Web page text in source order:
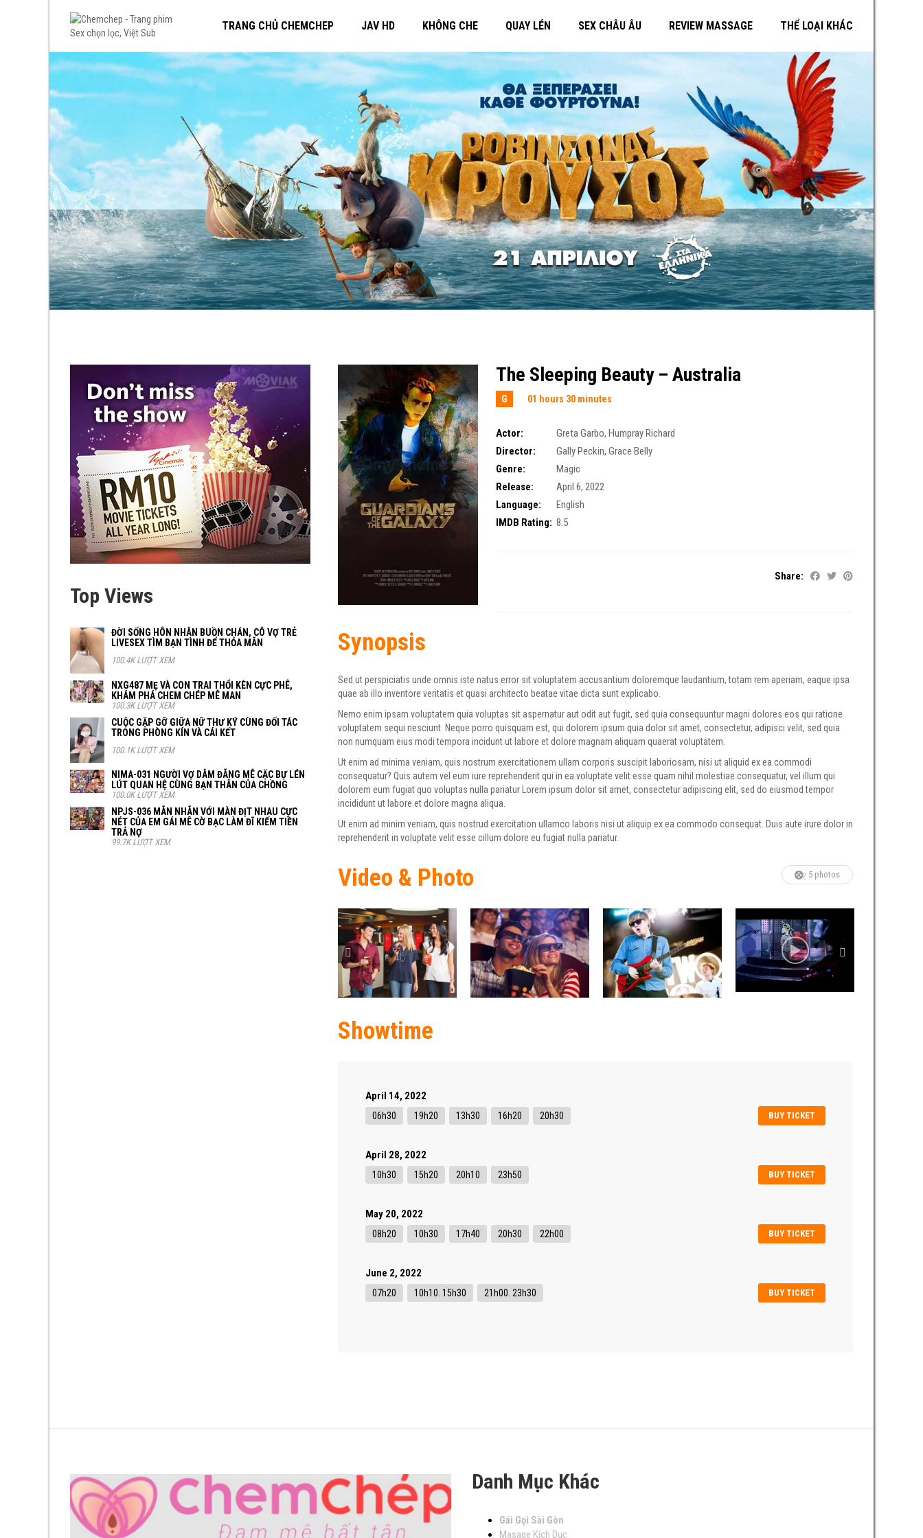
TRANG CHỦ CHEMCHEP JAV HD KHÔNG CHE QUAY LÉN SEX CHÂU ÂU REVIEW MASSAGE THỂ LOẠI KHÁC
Top Views
ĐỜI SỐNG HÔN NHÂN BUỒN CHÁN, CÔ VỢ TRẺ
LIVESEX TÌM BẠN TÌNH ĐỂ THỎA MÃN
100.4K LƯỢT XEM
NXG487 MẸ VÀ CON TRAI THỔI KÈN CỰC PHÊ,
KHÁM PHÁ CHEM CHÉP MÊ MAN
100.3K LƯỢT XEM
CUỘC GẶP GỠ GIỮA NỮ THƯ KÝ CÙNG ĐỐI TÁC
TRONG PHÒNG KÍN VÀ CÁI KẾT
100.1K LƯỢT XEM
NIMA-031 NGƯỜI VỢ DÂM ĐÃNG MÊ CẶC BỰ LÉN
LÚT QUAN HỆ CÙNG BẠN THÂN CỦA CHỒNG
100.0K LƯỢT XEM
NPJS-036 MÃN NHÃN VỚI MÀN ĐỊT NHAU CỰC
NÉT CỦA EM GÁI MÊ CỜ BẠC LÀM ĐĨ KIẾM TIỀN
TRẢ NỢ
99.7K LƯỢT XEM
The Sleeping Beauty – Australia
G 01 hours 30 minutes
Actor: Greta Garbo,Humpray Richard
Director:
Gally Peckin,Grace Belly
Genre:
Magic
Release:
April 6, 2022
Language:
English
IMDB Rating: 8.5
Share:
Synopsis
Sed ut perspiciatis unde omnis iste natus error sit voluptatem accusantium doloremque laudantium, totam rem aperiam, eaque ipsa
quae ab illo inventore veritatis et quasi architecto beatae vitae dicta sunt explicabo.
Nemo enim ipsam voluptatem quia voluptas sit aspernatur aut odit aut fugit, sed quia consequuntur magni dolores eos qui ratione
voluptatem sequi nesciunt. Neque porro quisquam est, qui dolorem ipsum quia dolor sit amet, consectetur, adipisci velit, sed quia
non numquam eius modi tempora incidunt ut labore et dolore magnam aliquam quaerat voluptatem.
Ut enim ad minima veniam, quis nostrum exercitationem ullam corporis suscipit laboriosam, nisi ut aliquid ex ea commodi
consequatur? Quis autem vel eum iure reprehenderit qui in ea voluptate velit esse quam nihil molestiae consequatur, vel illum qui
dolorem eum fugiat quo voluptas nulla pariatur Lorem ipsum dolor sit amet, consectetur adipiscing elit, sed do eiusmod tempor
incididunt ut labore et dolore magna aliqua.
Ut enim ad minim veniam, quis nostrud exercitation ullamco laboris nisi ut aliquip ex ea commodo consequat. Duis aute irure dolor in
reprehenderit in voluptate velit esse cillum dolore eu fugiat nulla pariatur.
Video & Photo 5 photos
Showtime
April 14, 2022
BUY TICKET
06h30 19h20 13h30 16h20 20h30
April 28, 2022
BUY TICKET
10h30 15h20 20h10 23h50
May 20, 2022
BUY TICKET
08h20 10h30 17h40 20h30 22h00
June 2, 2022
BUY TICKET
07h20 10h10. 15h30 21h00. 23h30
Danh Mục Khác
Gái Gọi Sài Gòn
Masage Kích Dục